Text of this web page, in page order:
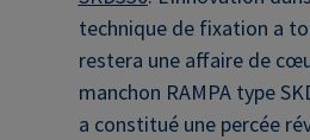
technique de fixation a
restera une affaire de
manchon RAMPA type
a constitué une percée